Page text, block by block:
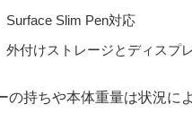
Surface Slim Pen対応
外付けストレージとディスプ
の持ちや本体重量は状況に